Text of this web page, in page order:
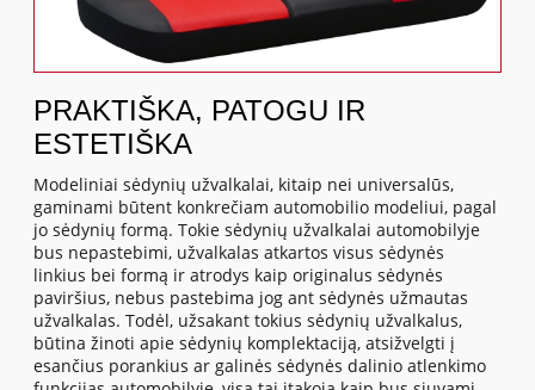
PRAKTIŠKA, PATOGU IR
ESTETIŠKA
Modeliniai sėdynių užvalkalai, kitaip nei universalūs,
gaminami būtent konkrečiam automobilio modeliui, pagal
jo sėdynių formą. Tokie sėdynių užvalkalai automobilyje
bus nepastebimi, užvalkalas atkartos visus sėdynės
linkius bei formą ir atrodys kaip originalus sėdynės
paviršius, nebus pastebima jog ant sėdynės užmautas
užvalkalas. Todėl, užsakant tokius sėdynių užvalkalus,
būtina žinoti apie sėdynių komplektaciją, atsižvelgti į
esančius porankius ar galinės sėdynės dalinio atlenkimo